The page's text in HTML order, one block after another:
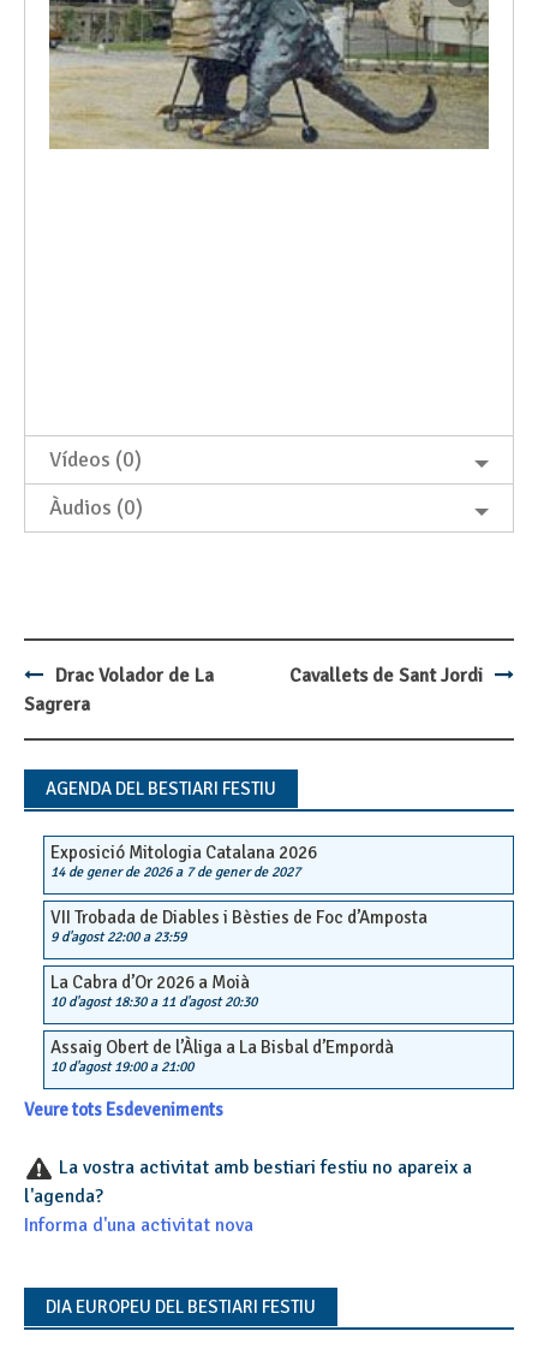
Vídeos (0)
Àudios (0)
Post
navigation
Drac Volador de La
Sagrera
Cavallets de Sant Jordi
AGENDA DEL BESTIARI FESTIU
Exposició Mitologia Catalana 2026
14 de gener de 2026a 7 de gener de 2027
VII Trobada de Diables i Bèsties de Foc d’Amposta
9 d'agost 22:00a 23:59
La Cabra d’Or 2026 a Moià
10 d'agost 18:30a 11 d'agost 20:30
Assaig Obert de l’Àliga a La Bisbal d’Empordà
10 d'agost 19:00a 21:00
Veure tots Esdeveniments
La vostra activitat amb bestiari festiu no apareix a
l'agenda?
Informa d'una activitat nova
DIA EUROPEU DEL BESTIARI FESTIU